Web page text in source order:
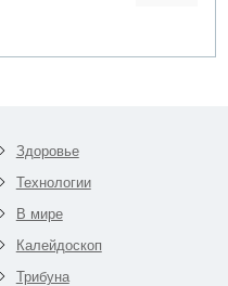
Здоровье
Технологии
В мире
Калейдоскоп
Трибуна